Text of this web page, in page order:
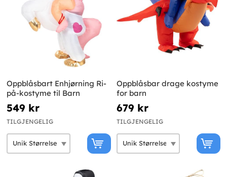
Oppblåsbart Enhjørning Ri-
på-kostyme til Barn
549 kr
TILGJENGELIG
Oppblåsbar drage kostyme
for barn
679 kr
TILGJENGELIG